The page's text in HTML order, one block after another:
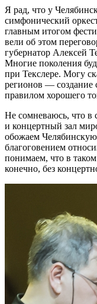
Я рад, что у
симфонический
главным итогом
вели об этом
губернатор Алексей
Многие поколения
при Текслере. Могу
регионов — создание
правилом хорошего
Не сомневаюсь, что в
и концертный зал
обожаем
благоговением
понимаем, что в
конечно, без